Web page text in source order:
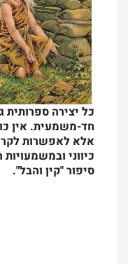
כל יצירה
חד-משמעית. אין
אלא לאפשרות
כיווני
סיפור "קין והבל".